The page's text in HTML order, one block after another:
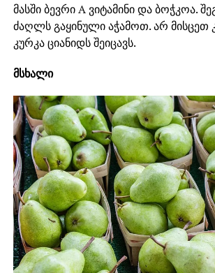
მასში ბევრი А ვიტამინი და ბოჭკოა.
ძაღლს გაყინული აჭამოთ. არ მისცეთ
კურკა ციანიდს შეიცავს.
მსხალი